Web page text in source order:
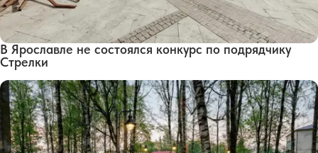
В Ярославле не состоялся конкурс по подрядчику
Стрелки